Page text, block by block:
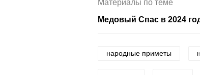
Материалы по теме
Медовый Спас в 2024
народные приметы